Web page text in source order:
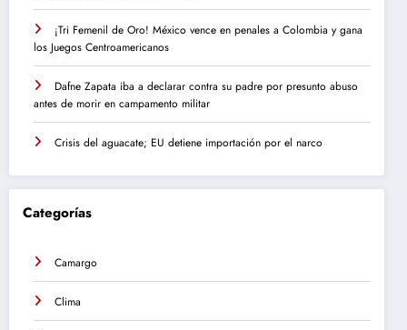
¡Tri Femenil de Oro! México vence en penales a Colombia y gana
los Juegos Centroamericanos
Dafne Zapata iba a declarar contra su padre por presunto abuso
antes de morir en campamento militar
Crisis del aguacate; EU detiene importación por el narco
Categorías
Camargo
Clima